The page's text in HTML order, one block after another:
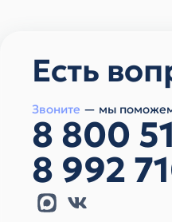
Есть
Звоните — мы
8 800
8 992